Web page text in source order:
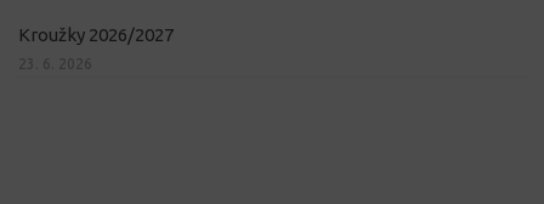
Kroužky 2026/2027
23. 6. 2026